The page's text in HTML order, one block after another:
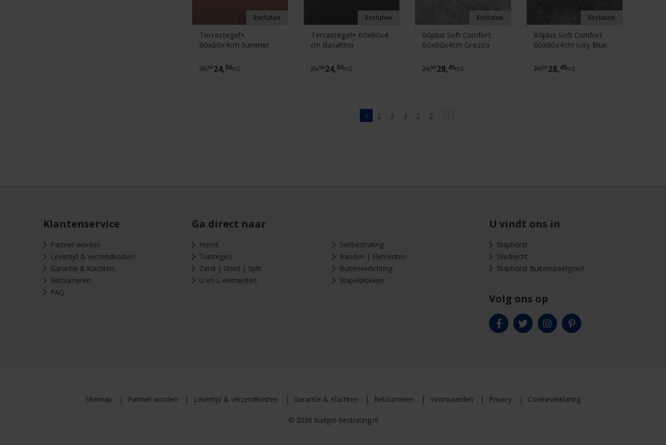
Excluton
Terrastegel+
60x60x4cm Summer
25,9524,50m2
Excluton
Terrastegel+ 60x60x4
cm Basaltino
25,9524,50m2
Excluton
60plus Soft Comfort
60x60x4cm Grezzo
29,9528,45m2
Excluton
60plus Soft Comfort
60x60x4cm Icey Blue
29,9528,45m2
1 2 3 4 5 6 ›
Klantenservice
Partner worden
Levertijd & verzendkosten
Garantie & klachten
Retourneren
FAQ
Ga direct naar
Home
Sierbestrating
Tuintegels
Banden | Elementen
Zand | Grind | Split
Buitenverlichting
U en L-elementen
Stapelblokken
U vindt ons in
Staphorst
Sliedrecht
Staphorst Buitenspeelgoed
Volg ons op
Sitemap Partner worden Levertijd & verzendkosten Garantie & Klachten Retourneren Voorwaarden Privacy Cookieverklaring
© 2026 budget-bestrating.nl